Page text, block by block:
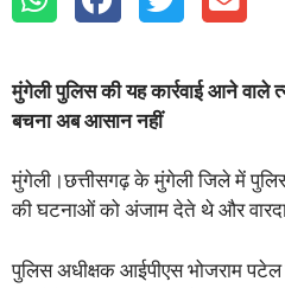
मुंगेली पुलिस की यह कार्रवाई आने वाले
बचना अब आसान नहीं
मुंगेली।छत्तीसगढ़ के मुंगेली जिले में
की घटनाओं को अंजाम देते थे और
पुलिस अधीक्षक आईपीएस भोजराम पटेल